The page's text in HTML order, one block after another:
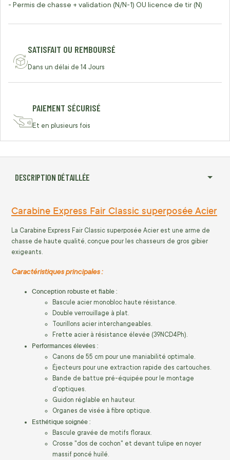
- Permis de chasse + validation (N/N-1) OU licence de tir (N)
SATISFAIT OU REMBOURSÉ
Dans un délai de 14 Jours
PAIEMENT SÉCURISÉ
Et en plusieurs fois
DESCRIPTION DÉTAILLÉE
Carabine Express Fair Classic superposée Acier
La Carabine Express Fair Classic superposée Acier est une arme de
chasse de haute qualité, conçue pour les chasseurs de gros gibier
exigeants.
Caractéristiques principales :
Conception robuste et fiable :
Bascule acier monobloc haute résistance.
Double verrouillage à plat.
Tourillons acier interchangeables.
Frette acier à résistance élevée (39NCD4Ph).
Performances élevées :
Canons de 55 cm pour une maniabilité optimale.
Éjecteurs pour une extraction rapide des cartouches.
Bande de battue pré-équipée pour le montage
d'optiques.
Guidon réglable en hauteur.
Organes de visée à fibre optique.
Esthétique soignée :
Bascule gravée de motifs floraux.
Crosse "dos de cochon" et devant tulipe en noyer
massif poncé huilé.